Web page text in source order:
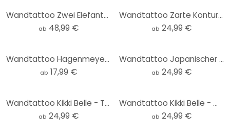
Wandtattoo Zwei Elefanten - Mutter und Kind - Kvilis
ab 48,99 €
Wandtattoo Zarte Konturen einer Frau - Line Art - Tunaboylu - Rund
ab 24,99 €
Wandtattoo Hagenmeyer - Casimir
ab 17,99 €
Wandtattoo Japanischer Tempel im Sonnenaufgang - Roze - Rund
ab 24,99 €
Wandtattoo Kikki Belle - Tropische Fantasiewelt mit Planeten und Palmen - Rund
ab 24,99 €
Wandtattoo Kikki Belle - Waldwunder - Rund
ab 24,99 €